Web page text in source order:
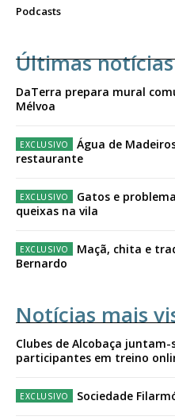
Podcasts
Últimas notícias
DaTerra prepara mural
Mélvoa
Água de
restaurante
Gatos e
queixas na vila
Maçã, chita e
Bernardo
Notícias mais
Clubes de Alcobaça
participantes em treino
Sociedade